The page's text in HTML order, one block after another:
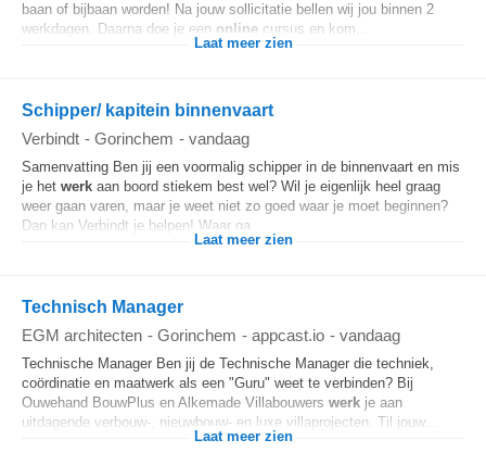
baan of bijbaan worden! Na jouw sollicitatie bellen wij jou binnen 2
werkdagen. Daarna doe je een online cursus en kom...
Laat meer zien
Schipper/ kapitein binnenvaart
Verbindt - Gorinchem - vandaag
Samenvatting Ben jij een voormalig schipper in de binnenvaart en mis
je het werk aan boord stiekem best wel? Wil je eigenlijk heel graag
weer gaan varen, maar je weet niet zo goed waar je moet beginnen?
Dan kan Verbindt je helpen! Waar ga...
Laat meer zien
Technisch Manager
EGM architecten - Gorinchem - appcast.io - vandaag
Technische Manager Ben jij de Technische Manager die techniek,
coördinatie en maatwerk als een "Guru" weet te verbinden? Bij
Ouwehand BouwPlus en Alkemade Villabouwers werk je aan
uitdagende verbouw-, nieuwbouw- en luxe villaprojecten. Til jouw...
Laat meer zien